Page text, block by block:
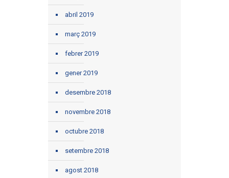
abril 2019
març 2019
febrer 2019
gener 2019
desembre 2018
novembre 2018
octubre 2018
setembre 2018
agost 2018